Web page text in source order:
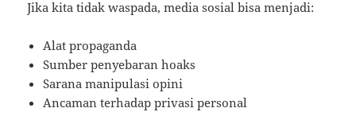
Jika kita tidak waspada, media sosial bisa menjadi:
Alat propaganda
Sumber penyebaran hoaks
Sarana manipulasi opini
Ancaman terhadap privasi personal